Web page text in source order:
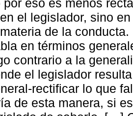
por eso es menos
el legislador, sino
de la
en términos
contrario a la
el legislador
rectificar lo que
de esta manera, si